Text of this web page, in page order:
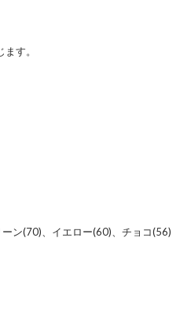
す。
ン(70)、イエロー(60)、チョコ(56)